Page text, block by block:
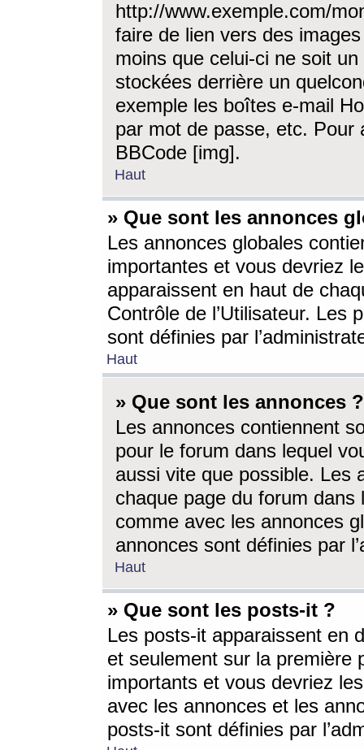
http://www.exemple.com/
faire de lien vers des
moins que celui-ci ne soit
stockées derrière un
exemple les boîtes e-mail
par mot de passe, etc. Pour
BBCode [img].
Haut
» Que sont les annonces
Les annonces globales
importantes et vous devriez
apparaissent en haut de
Contrôle de l’Utilisateur. Les
sont définies par
Haut
» Que sont les annonces ?
Les annonces contiennent
pour le forum dans lequel
aussi vite que possible. Les
chaque page du forum dans
comme avec les annonces
annonces sont définies par
Haut
» Que sont les posts-it ?
Les posts-it apparaissent en
et seulement sur la première
importants et vous devriez
avec les annonces et les
posts-it sont définies par